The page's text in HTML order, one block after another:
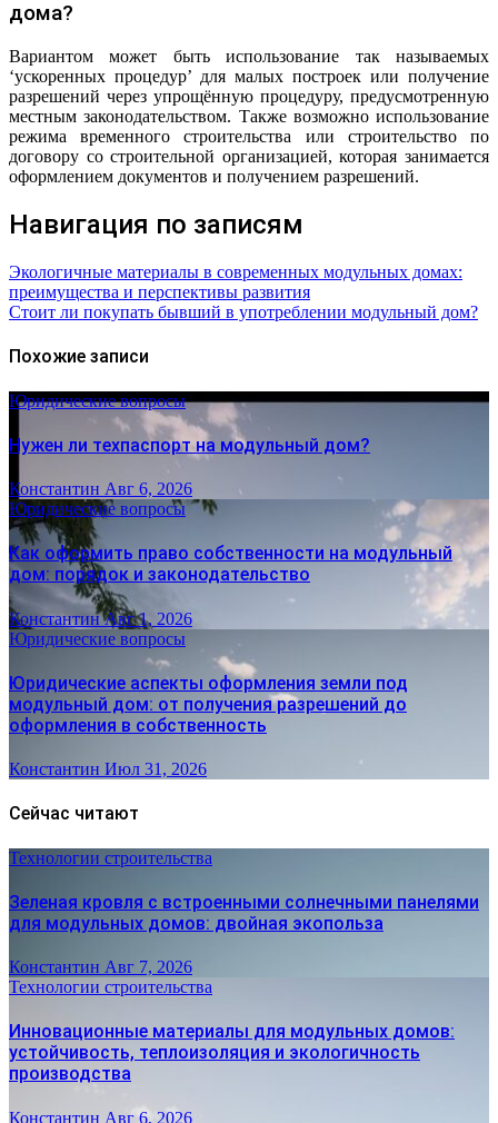
дома?
Вариантом может быть использование так называемых
‘ускоренных процедур’ для малых построек или получение
разрешений через упрощённую процедуру, предусмотренную
местным законодательством. Также возможно использование
режима временного строительства или строительство по
договору со строительной организацией, которая занимается
оформлением документов и получением разрешений.
Навигация по записям
Экологичные материалы в современных модульных домах:
преимущества и перспективы развития
Стоит ли покупать бывший в употреблении модульный дом?
Похожие записи
Юридические вопросы
Нужен ли техпаспорт на модульный дом?
Константин Авг 6, 2026
Юридические вопросы
Как оформить право собственности на модульный
дом: порядок и законодательство
КонстантинАвг 1, 2026
Юридические вопросы
Юридические аспекты оформления земли под
модульный дом: от получения разрешений до
оформления в собственность
Константин Июл 31, 2026
Сейчас читают
Технологии строительства
Зеленая кровля с встроенными солнечными панелями
для модульных домов: двойная экопольза
Константин Авг 7, 2026
Технологии строительства
Инновационные материалы для модульных домов:
устойчивость, теплоизоляция и экологичность
производства
Константин Авг 6, 2026